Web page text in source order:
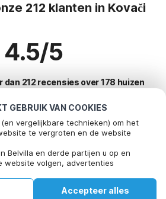
GEBRUIK VAN COOKIES
vergelijkbare technieken) om het
te vergroten en de website
Belvilla en derde partijen u op en
website volgen, advertenties
gaat u hiermee akkoord. Meer
Accepteer alles
212 klanten in Kovači
4.5/5
dan 212 recensies over 178 huizen
bestemmingen voor
voor vakantie
bayeux
voor vakantie